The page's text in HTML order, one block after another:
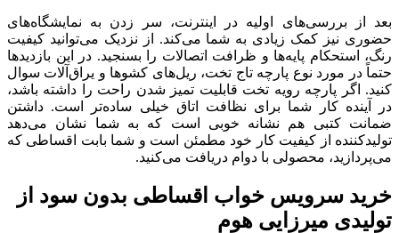
بعد از بررسی‌های اولیه در اینترنت، سر زدن به نمایشگاه‌های
حضوری نیز کمک زیادی به شما می‌کند. از نزدیک می‌توانید کیفیت
رنگ، استحکام پایه‌ها و ظرافت اتصالات را بسنجید. در این بازدیدها
حتماً در مورد نوع پارچه تاج تخت، ریل‌های کشوها و یراق‌آلات سوال
کنید. اگر پارچه رویه تخت قابلیت تمیز شدن راحت را داشته باشد،
در آینده کار شما برای نظافت اتاق خیلی ساده‌تر است. داشتن
ضمانت کتبی هم نشانه خوبی است که به شما نشان می‌دهد
تولیدکننده از کیفیت کار خود مطمئن است و شما بابت اقساطی که
می‌پردازید، محصولی با دوام دریافت می‌کنید.
خرید سرویس خواب اقساطی بدون سود از
تولیدی میرزایی هوم